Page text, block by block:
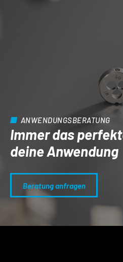
ANWENDUNGSBERATUNG
Immer das
deine Anwendung
Beratung anfragen